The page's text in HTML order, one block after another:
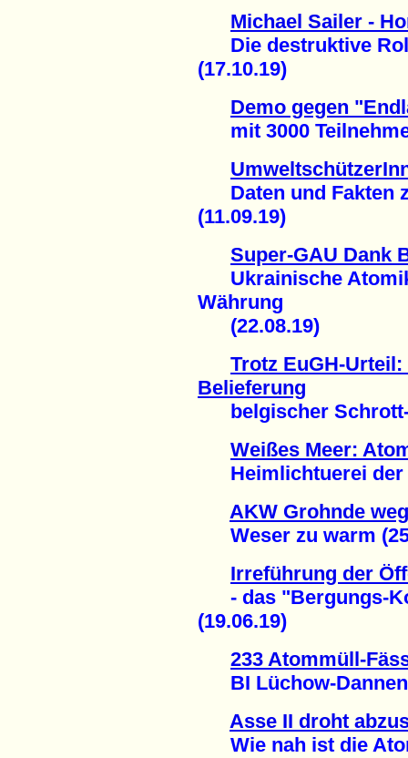
Michael Sailer -
Die destruktive
(17.10.19)
Demo gegen
mit 3000
Daten und Fakten
(11.09.19)
Super-GAU Dank
Ukrainische
Währung
(22.08.19)
Trotz EuGH-
Belieferung
belgischer Schrott-
Weißes Meer:
Heimlichtuerei der
AKW Grohnde
Weser zu warm
Irreführung der
- das "Bergungs-
(19.06.19)
233 Atommüll-
BI Lüchow-
Asse II droht
Wie nah ist die